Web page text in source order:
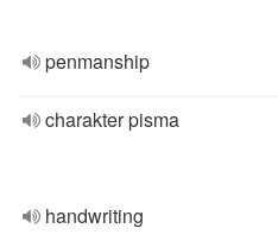
penmanship
charakter pisma
handwriting